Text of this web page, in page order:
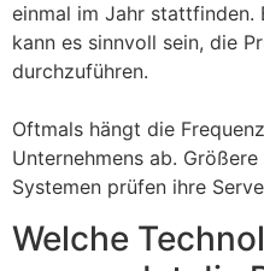
einmal im Jahr stattfinden.
kann es sinnvoll sein, die
durchzuführen.
Oftmals hängt die
Unternehmens ab.
Systemen prüfen ihre
Welche